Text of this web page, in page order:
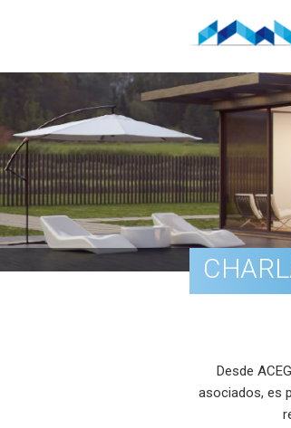
navegación
principal
barra
principal
Desde
asociados, es